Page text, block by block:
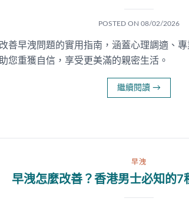
POSTED ON 08/02/2026
善早洩問題的實用指南，涵蓋心理調適、
您重獲自信，享受更美滿的親密生活。
繼續閱讀 →
早洩
早洩怎麼改善？香港男士必知的7